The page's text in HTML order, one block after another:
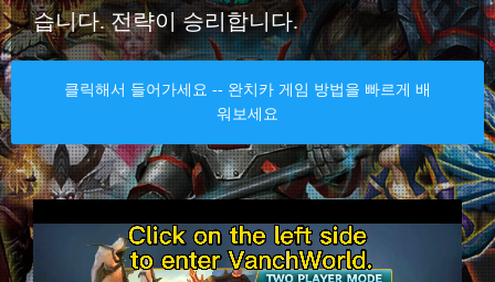
습니다. 전략이 승리합니다.
클릭해서 들어가세요 -- 완치카 게임 방법을 빠르게 배
워보세요